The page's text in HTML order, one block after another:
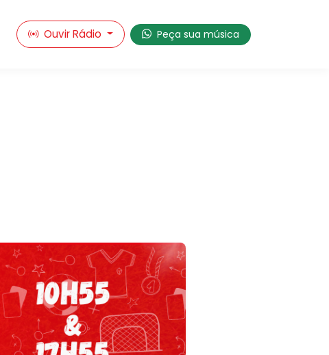
Ouvir Rádio Peça sua música